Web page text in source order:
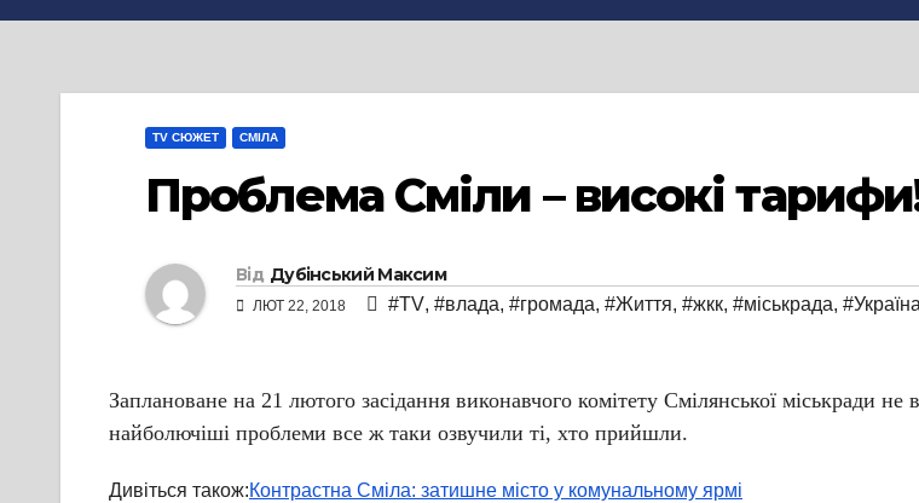
TV СЮЖЕТ СМІЛА
Проблема Сміли – високі
Від Дубінський Максим
ЛЮТ 22, 2018 #TV, #влада, #громада, #Життя, #жкк, #міськрада, #Україна
Заплановане на 21 лютого засідання виконавчого комітету Смілянської міськради
найболючіші проблеми все ж таки озвучили ті, хто прийшли.
Дивіться також:Контрастна Сміла: затишне місто у комунальному ярмі